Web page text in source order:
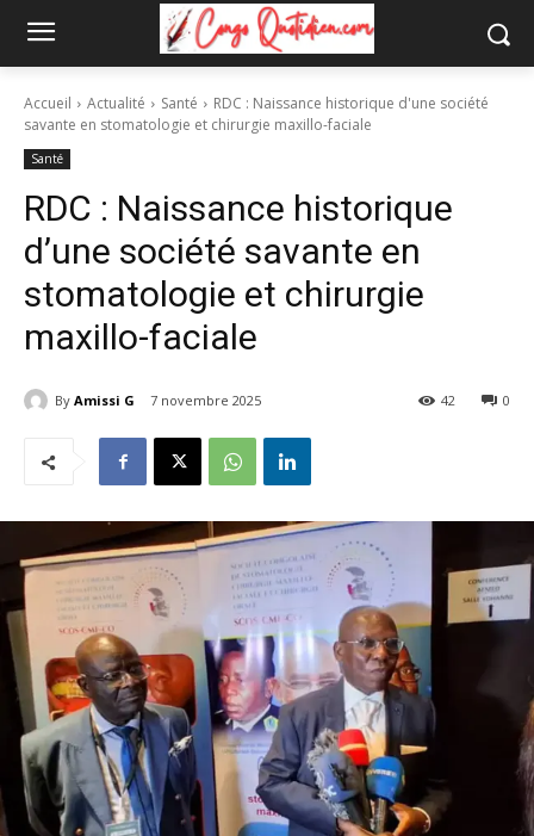
Accueil Actualité Santé
RDC : Naissance historique d'une société
savante en stomatologie et chirurgie maxillo-faciale
Santé
RDC : Naissance historique
d’une société savante en
stomatologie et chirurgie
maxillo-faciale
By Amissi G 7 novembre 2025 0
42